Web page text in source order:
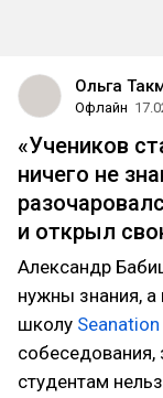
Ольга
Офлайн
«Учеников
ничего не
и открыл
Александр
нужны знания, а
школу Seanation
собеседования,
студентам